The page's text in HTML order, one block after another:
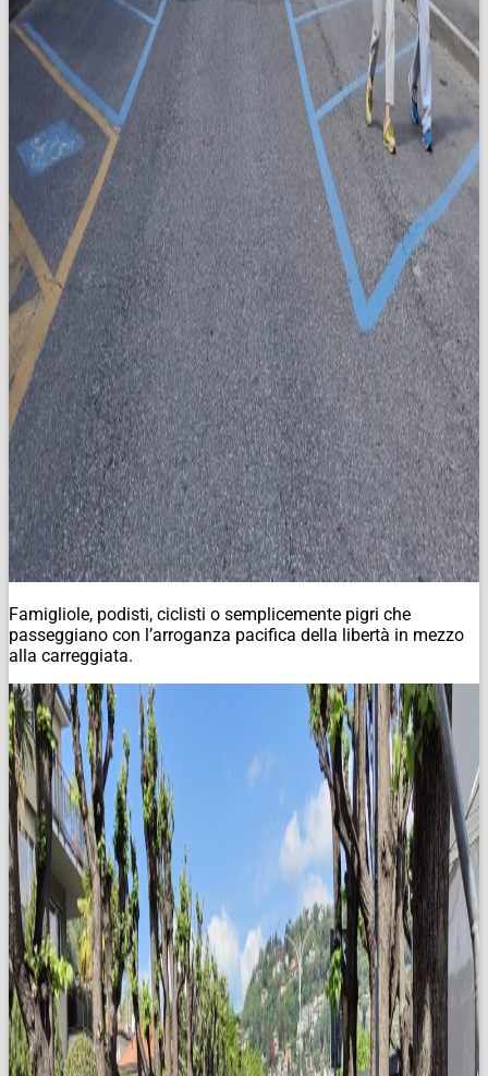
Famigliole, podisti, ciclisti o semplicemente pigri che
passeggiano con l’arroganza pacifica della libertà in mezzo
alla carreggiata.